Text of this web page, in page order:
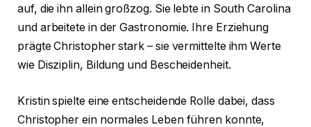
auf, die ihn allein großzog. Sie lebte in South Carolina
und arbeitete in der Gastronomie. Ihre Erziehung
prägte Christopher stark – sie vermittelte ihm Werte
wie Disziplin, Bildung und Bescheidenheit.
Kristin spielte eine entscheidende Rolle dabei, dass
Christopher ein normales Leben führen konnte,